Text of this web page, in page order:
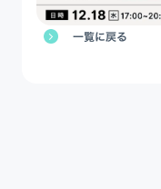
一覧に戻る